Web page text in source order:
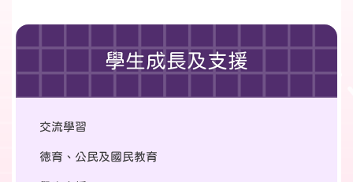
學生成長及支援
交流學習
徳育、公民及國民教育